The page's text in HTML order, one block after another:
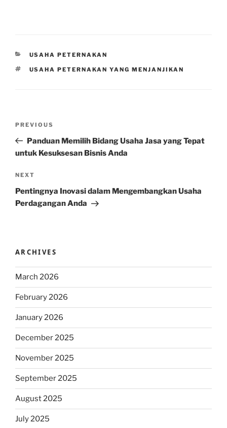
CATEGORIES
USAHA PETERNAKAN
TAGS
USAHA PETERNAKAN YANG MENJANJIKAN
Previous
Post
PREVIOUS
Panduan Memilih Bidang Usaha Jasa yang Tepat
untuk Kesuksesan Bisnis Anda
Next
Post
NEXT
Pentingnya Inovasi dalam Mengembangkan Usaha
Perdagangan Anda
ARCHIVES
March 2026
February 2026
January 2026
December 2025
November 2025
September 2025
August 2025
July 2025